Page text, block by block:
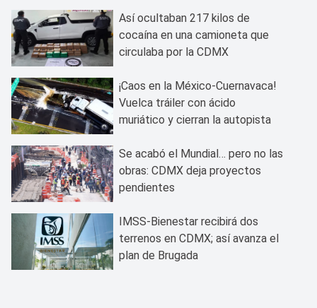
Así ocultaban 217 kilos de
cocaína en una camioneta que
circulaba por la CDMX
¡Caos en la México-Cuernavaca!
Vuelca tráiler con ácido
muriático y cierran la autopista
Se acabó el Mundial… pero no las
obras: CDMX deja proyectos
pendientes
IMSS-Bienestar recibirá dos
terrenos en CDMX; así avanza el
plan de Brugada